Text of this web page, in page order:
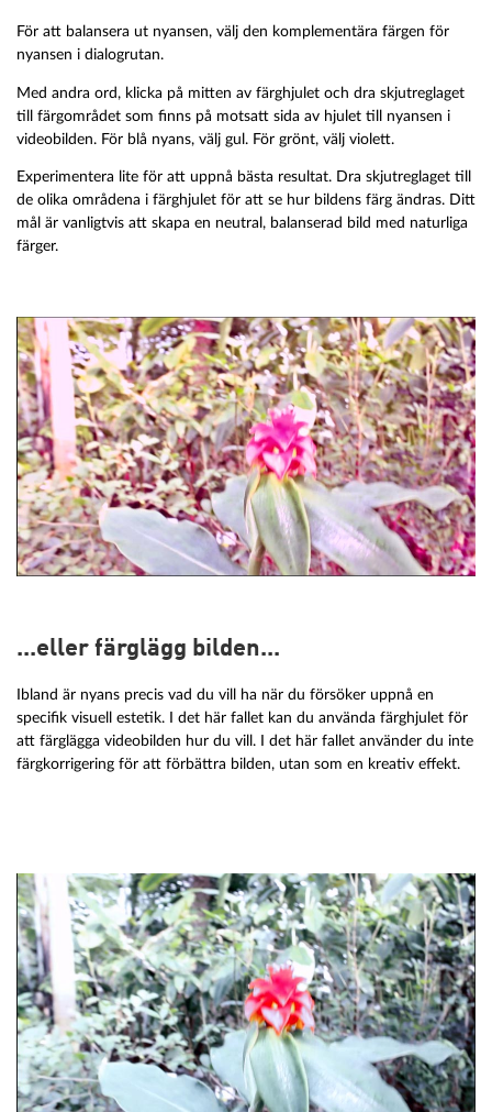
För att balansera ut nyansen, välj den komplementära färgen för
nyansen i dialogrutan.
Med andra ord, klicka på mitten av färghjulet och dra skjutreglaget
till färgområdet som finns på motsatt sida av hjulet till nyansen i
videobilden. För blå nyans, välj gul. För grönt, välj violett.
Experimentera lite för att uppnå bästa resultat. Dra skjutreglaget till
de olika områdena i färghjulet för att se hur bildens färg ändras. Ditt
mål är vanligtvis att skapa en neutral, balanserad bild med naturliga
färger.
...eller färglägg bilden...
Ibland är nyans precis vad du vill ha när du försöker uppnå en
specifik visuell estetik. I det här fallet kan du använda färghjulet för
att färglägga videobilden hur du vill. I det här fallet använder du inte
färgkorrigering för att förbättra bilden, utan som en kreativ effekt.